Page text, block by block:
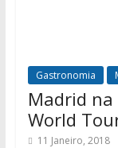
Gastronomia
Madrid na
World
11 Janeiro, 2018